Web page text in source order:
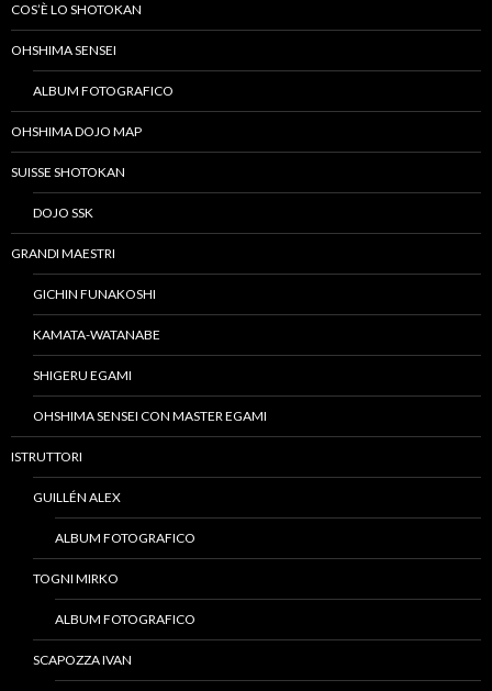
COS’È LO SHOTOKAN
OHSHIMA SENSEI
ALBUM FOTOGRAFICO
OHSHIMA DOJO MAP
SUISSE SHOTOKAN
DOJO SSK
GRANDI MAESTRI
GICHIN FUNAKOSHI
KAMATA-WATANABE
SHIGERU EGAMI
OHSHIMA SENSEI CON MASTER EGAMI
ISTRUTTORI
GUILLÉN ALEX
ALBUM FOTOGRAFICO
TOGNI MIRKO
ALBUM FOTOGRAFICO
SCAPOZZA IVAN